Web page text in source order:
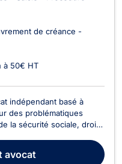
de créance -
à 50€ HT
indépendant basé à
des problématiques
la sécurité sociale, droit
met son expertise à votre
avocat